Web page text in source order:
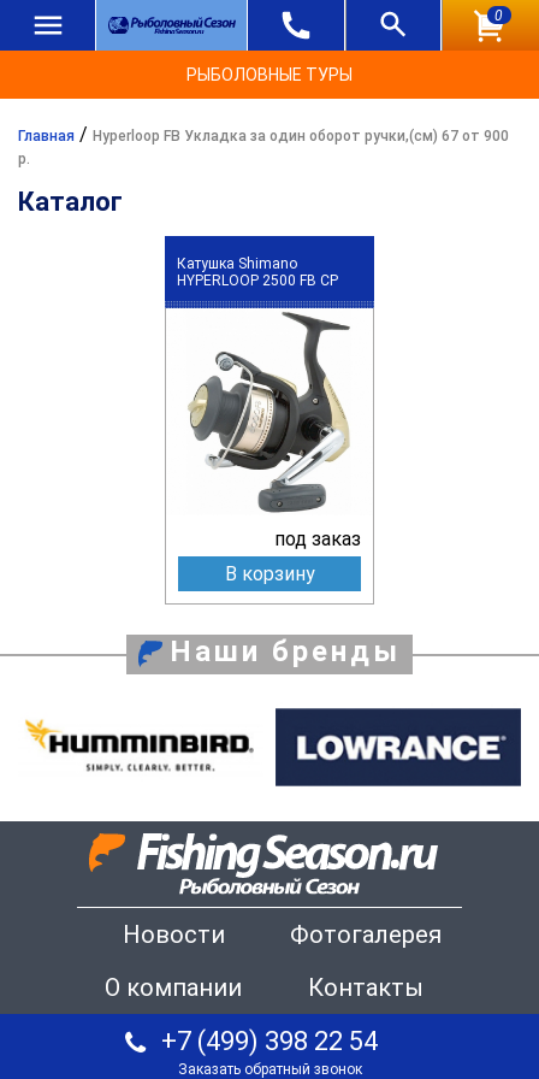
0
РЫБОЛОВНЫЕ ТУРЫ
Главная / Hyperloop FB Укладка за один оборот ручки,(см) 67 от 900
р.
Каталог
Катушка Shimano
HYPERLOOP 2500 FB CP
под заказ
В корзину
Наши бренды
Новости
Фотогалерея
О компании
Контакты
+7 (499) 398 22 54
Заказать обратный звонок